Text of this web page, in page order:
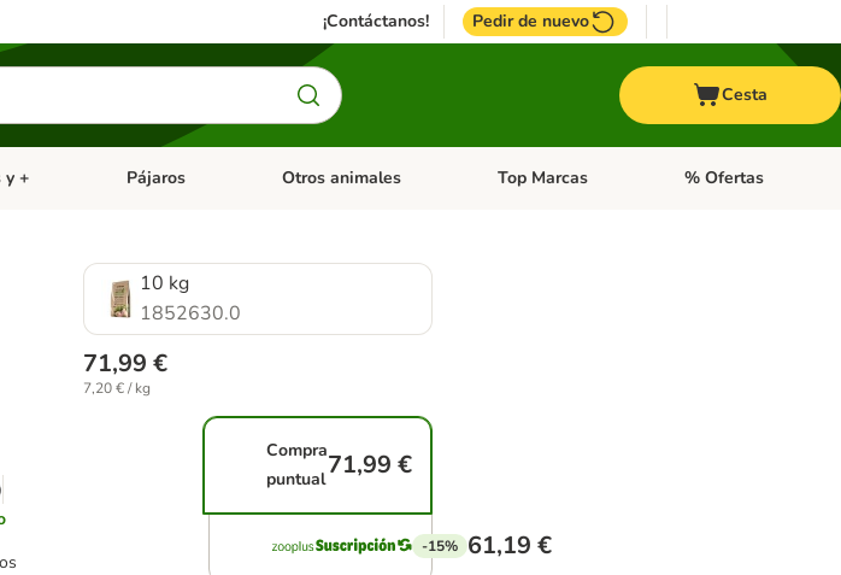
¡Contáctanos! Pedir de nuevo
Cesta
abierto: Antiparasitarios
y + Menú de categoria abierto: Roedores y +
Pájaros Menú de categoria abierto: Pájaros
Otros animales Menú de categoria abierto: Otros animales
Top Marcas Menú de categoria
% Ofertas
10 kg
1852630.0
71,99 €
7,20 € / kg
Compra
puntual71,99 €
-15% 61,19 €